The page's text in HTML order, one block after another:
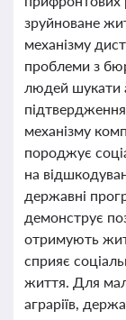
зруйноване
механізму
проблеми з
людей шукати
механізму
породжує
на
державні
демонструє
отримують
сприяє
життя. Для
аграріїв,